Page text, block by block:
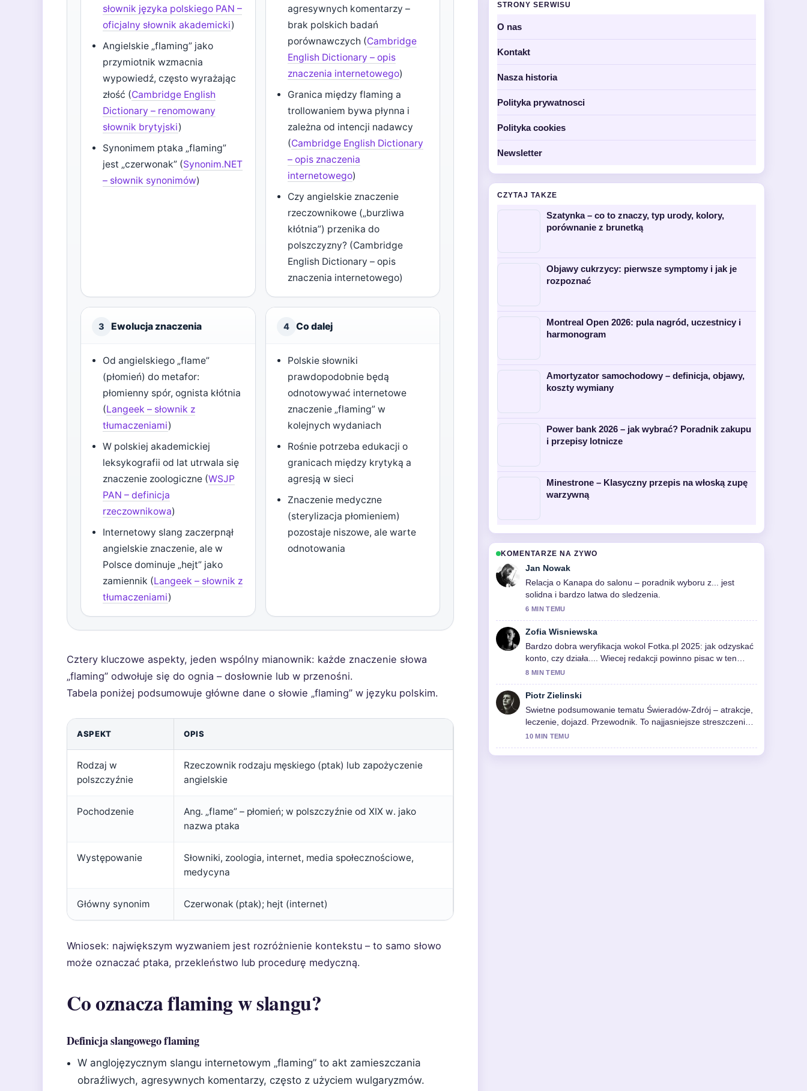
słownik języka polskiego PAN –
oficjalny słownik akademicki)
Angielskie „flaming” jako
przymiotnik wzmacnia
wypowiedź, często wyrażając
złość (Cambridge English
Dictionary – renomowany
słownik brytyjski)
Synonimem ptaka „flaming”
jest „czerwonak” (Synonim.NET
– słownik synonimów)
agresywnych komentarzy –
brak polskich badań
porównawczych (Cambridge
English Dictionary – opis
znaczenia internetowego)
Granica między flaming a
trollowaniem bywa płynna i
zależna od intencji nadawcy
(Cambridge English Dictionary
– opis znaczenia
internetowego)
Czy angielskie znaczenie
rzeczownikowe („burzliwa
kłótnia”) przenika do
polszczyzny? (Cambridge
English Dictionary – opis
znaczenia internetowego)
3 Ewolucja znaczenia
Od angielskiego „flame”
(płomień) do metafor:
płomienny spór, ognista kłótnia
(Langeek – słownik z
tłumaczeniami)
W polskiej akademickiej
leksykografii od lat utrwala się
znaczenie zoologiczne (WSJP
PAN – definicja
rzeczownikowa)
Internetowy slang zaczerpnął
angielskie znaczenie, ale w
Polsce dominuje „hejt” jako
zamiennik (Langeek – słownik z
tłumaczeniami)
4 Co dalej
Polskie słowniki
prawdopodobnie będą
odnotowywać internetowe
znaczenie „flaming” w
kolejnych wydaniach
Rośnie potrzeba edukacji o
granicach między krytyką a
agresją w sieci
Znaczenie medyczne
(sterylizacja płomieniem)
pozostaje niszowe, ale warte
odnotowania
Cztery kluczowe aspekty, jeden wspólny mianownik: każde znaczenie słowa
„flaming” odwołuje się do ognia – dosłownie lub w przenośni.
Tabela poniżej podsumowuje główne dane o słowie „flaming” w języku polskim.
ASPEKT OPIS
Rodzaj w
polszczyźnie
Rzeczownik rodzaju męskiego (ptak) lub zapożyczenie
angielskie
Pochodzenie
Ang. „flame” – płomień; w polszczyźnie od XIX w. jako
nazwa ptaka
Występowanie
Słowniki, zoologia, internet, media społecznościowe,
medycyna
Główny synonim Czerwonak (ptak); hejt (internet)
Wniosek: największym wyzwaniem jest rozróżnienie kontekstu – to samo słowo
może oznaczać ptaka, przekleństwo lub procedurę medyczną.
Co oznacza flaming w slangu?
Definicja slangowego flaming
W anglojęzycznym slangu internetowym „flaming” to akt zamieszczania
obraźliwych, agresywnych komentarzy, często z użyciem wulgaryzmów.
STRONY SERWISU
O nas
Kontakt
Nasza historia
Polityka prywatnosci
Polityka cookies
Newsletter
CZYTAJ TAKZE
Szatynka – co to znaczy, typ urody, kolory,
porównanie z brunetką
Objawy cukrzycy: pierwsze symptomy i jak je
rozpoznać
Montreal Open 2026: pula nagród, uczestnicy i
harmonogram
Amortyzator samochodowy – definicja, objawy,
koszty wymiany
Power bank 2026 – jak wybrać? Poradnik zakupu
i przepisy lotnicze
Minestrone – Klasyczny przepis na włoską zupę
warzywną
KOMENTARZE NA ZYWO
Jan Nowak
Relacja o Kanapa do salonu – poradnik wyboru z... jest
solidna i bardzo latwa do sledzenia.
6 MIN TEMU
Zofia Wisniewska
Bardzo dobra weryfikacja wokol Fotka.pl 2025: jak odzyskać
konto, czy działa.... Wiecej redakcji powinno pisac w ten
sposob.
8 MIN TEMU
Piotr Zielinski
Swietne podsumowanie tematu Świeradów-Zdrój – atrakcje,
leczenie, dojazd. Przewodnik. To najjasniejsze streszczenie,
jakie dzis widzialem.
10 MIN TEMU